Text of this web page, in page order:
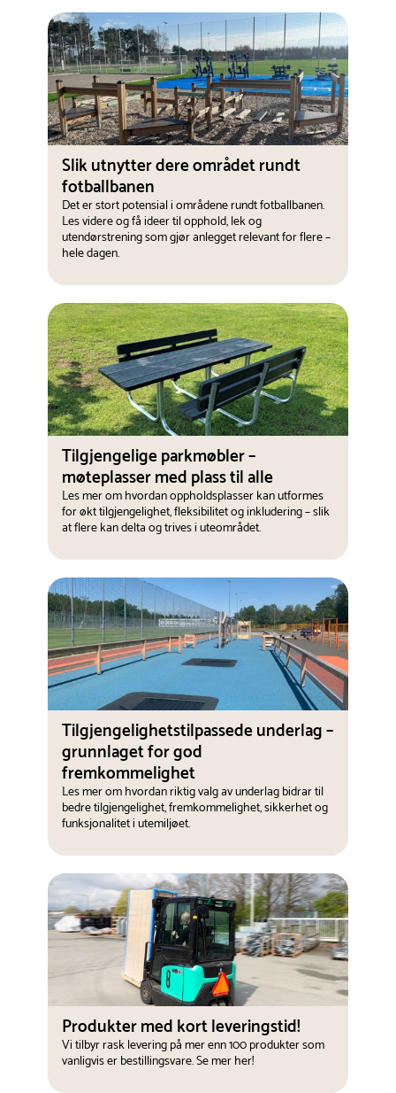
Slik utnytter dere området rundt
fotballbanen
Det er stort potensial i områdene rundt fotballbanen.
Les videre og få ideer til opphold, lek og
utendørstrening som gjør anlegget relevant for flere –
hele dagen.
Tilgjengelige parkmøbler –
møteplasser med plass til alle
Les mer om hvordan oppholdsplasser kan utformes
for økt tilgjengelighet, fleksibilitet og inkludering – slik
at flere kan delta og trives i uteområdet.
Tilgjengelighetstilpassede underlag –
grunnlaget for god
fremkommelighet
Les mer om hvordan riktig valg av underlag bidrar til
bedre tilgjengelighet, fremkommelighet, sikkerhet og
funksjonalitet i utemiljøet.
Produkter med kort leveringstid!
Vi tilbyr rask levering på mer enn 100 produkter som
vanligvis er bestillingsvare. Se mer her!